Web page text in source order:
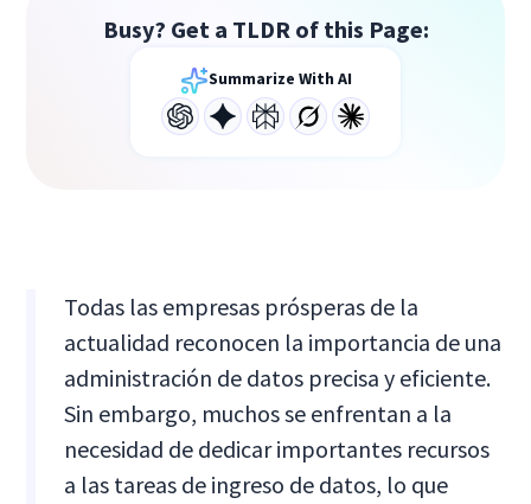
Busy? Get a TLDR of this Page:
Summarize With AI
Todas las empresas prósperas de la
actualidad reconocen la importancia de una
administración de datos precisa y eficiente.
Sin embargo, muchos se enfrentan a la
necesidad de dedicar importantes recursos
a las tareas de ingreso de datos, lo que